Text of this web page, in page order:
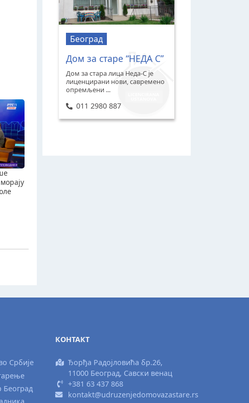
Београд
Дом за старе “НЕДА С”
Дом за стара лица Неда-С је
лиценцирани нови, савремено
опремљени ...
011 2980 887
Србије
Београд
КОНТАКТ
Ђорђа Радојловића бр.26,
11000 Београд, Савски венац
+381 63 437 868
kontakt@udruzenjedomovazastare.rs